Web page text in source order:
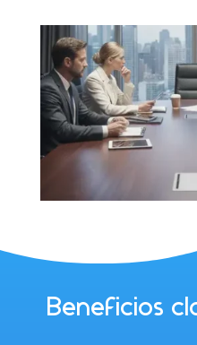
Beneficios